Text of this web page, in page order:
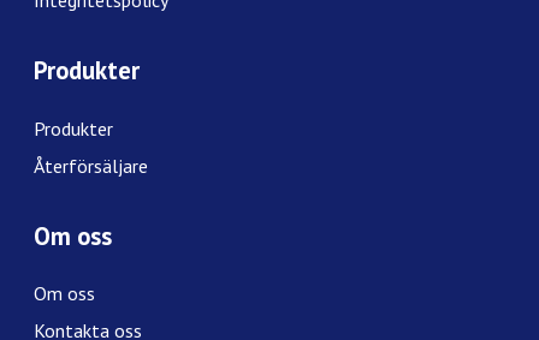
Produkter
Produkter
Återförsäljare
Om oss
Om oss
Kontakta oss